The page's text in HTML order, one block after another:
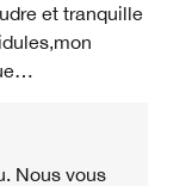
et tranquille
Nous vous